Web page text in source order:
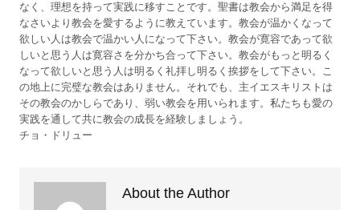
なく、理想を持って実践に移すことです。聖書は教会から満足を得
なさいより教会を愛するように教えています。教会が温かくなって
欲しい人は教会で温かい人になって下さい。教会が寛容であって欲
しいと思う人は寛容さを分かち合って下さい。教会がもっと明るく
なって欲しいと思う人は明るく礼拝し明るく挨拶をして下さい。こ
の地上に完璧な教会はありません。それでも、主イエスキリストは
その教会のかしらであり、弱い教会を用いられます。私たちも愛の
実践を通して共に教会の成長を経験しましょう。
チョ・ドリュー
About the Author